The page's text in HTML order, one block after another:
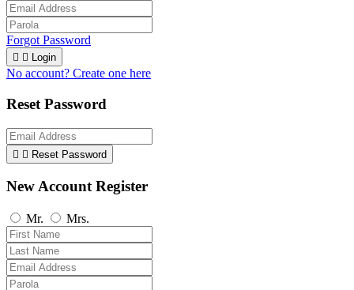
Forgot Password
  Login
No account? Create one here
Reset Password
  Reset Password
New Account Register
Mr. Mrs.